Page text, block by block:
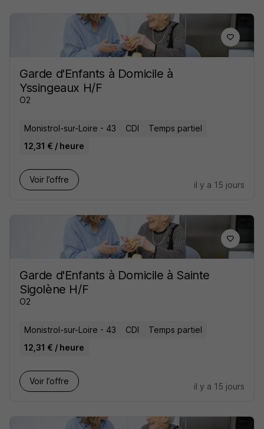
Garde d'Enfants à Domicile à
Yssingeaux H/F
O2
Monistrol-sur-Loire - 43 CDI
Temps partiel
12,31 € / heure
Voir l’offre
il y a 15 jours
Garde d'Enfants à Domicile à Sainte
Sigolène H/F
O2
Monistrol-sur-Loire - 43 CDI
Temps partiel
12,31 € / heure
Voir l’offre
il y a 15 jours